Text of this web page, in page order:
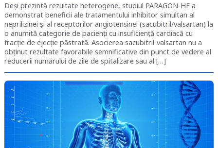
Deși prezintă rezultate heterogene, studiul PARAGON-HF a
demonstrat beneficii ale tratamentului inhibitor simultan al
neprilizinei și al receptorilor angiotensinei (sacubitril/valsartan) la
o anumită categorie de pacienți cu insuficiență cardiacă cu
fracție de ejecție păstrată. Asocierea sacubitril-valsartan nu a
obținut rezultate favorabile semnificative din punct de vedere al
reducerii numărului de zile de spitalizare sau al […]